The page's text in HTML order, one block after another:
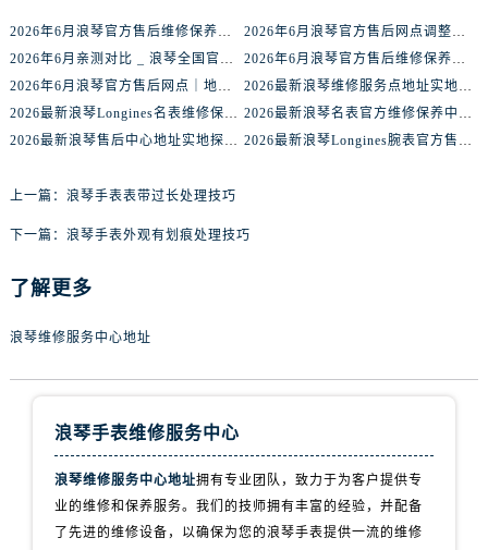
内蒙古自治区呼伦贝尔市海拉尔区中央街浪琴售后服务中心（需提前预约）
内蒙古自治区通辽市科尔沁区明仁大街浪琴售后服务中心（需提前预约）
内蒙古自治区乌海市海勃湾区人民南路浪琴售后服务中心（需提前预约）
内蒙古自治区乌兰察布市集宁区恩和大街浪琴售后服务中心（需提前预约）
内蒙古自治区锡林郭勒盟市锡林浩特市光明街与额尔敦路交叉口浪琴售后服务中心（需提前预约）
山西省太原市迎泽区迎泽街道解放路15号亨得利名表维修授权店3楼浪琴售后服务中心（需提前预约）
2026年6月浪琴官方售后维修保养网络迁址及新设点快报
2026年6月浪琴官方售后网点调整明细最终篇（迁址+新开业）
2026年6月亲测对比 _ 浪琴全国官方售后服务体系2026焕新升级公告
2026年6月浪琴官方售后维修保养业务网点重新配置补充通知原文内容公示
2026年6月浪琴官方售后网点｜地址电话权威指南
2026最新浪琴维修服务点地址实地探访报告
2026最新浪琴Longines名表维修保养中心地址考察报告
2026最新浪琴名表官方维修保养中心网点地址调研报告
2026最新浪琴售后中心地址实地探访报告
2026最新浪琴Longines腕表官方售后维修服务中心地址调研报告
上一篇： 浪琴手表表带过长处理技巧
下一篇： 浪琴手表外观有划痕处理技巧
了解更多
浪琴维修服务中心地址
浪琴手表维修服务中心
浪琴维修服务中心地址拥有专业团队，致力于为客户提供专
业的维修和保养服务。我们的技师拥有丰富的经验，并配备
了先进的维修设备，以确保为您的浪琴手表提供一流的维修